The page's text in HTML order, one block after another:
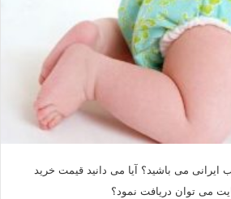
ایرانی می باشید؟ آیا می دانید قیمت خرید
می توان دریافت نمود؟